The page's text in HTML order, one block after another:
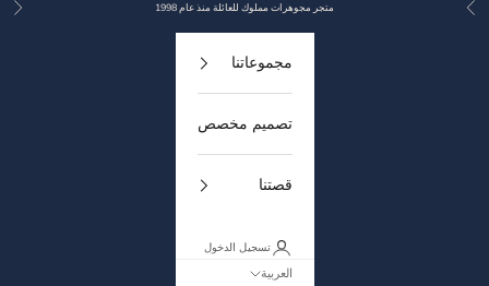
التخطي إلى المحتوى
السابق متجر مجوهرات مملوك للعائلة منذ عام 1998
مجموعاتنا
تصميم مخصص
قصتنا
تسجيل الدخول
العربية